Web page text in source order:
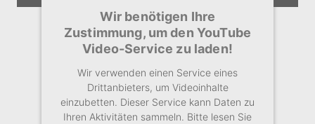
Wir benötigen Ihre
Zustimmung, um den YouTube
Video-Service zu laden!
Wir verwenden einen Service eines
Drittanbieters, um Videoinhalte
einzubetten. Dieser Service kann Daten zu
Ihren Aktivitäten sammeln. Bitte lesen Sie